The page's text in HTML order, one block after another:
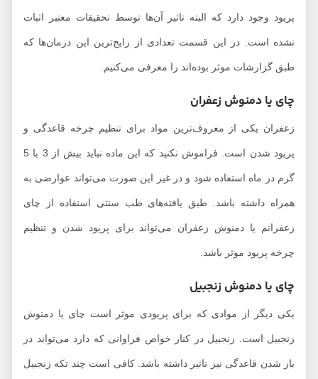
پریود وجود دارد که البته تاثیر آن‌ها توسط تحقیقات معتبر اثبات
نشده است. در این قسمت تعدادی از رایج‌ترین این درمان‌ها که
طبق گزارشات موثر بوده‌اند را معرفی می‌کنیم.
چای یا دمنوش زعفران
زعفران یکی از معروف‌ترین مواد برای تنظیم چرخه قاعدگی و
پریود شدن است. فراموش نکنید که این ماده نباید بیش از 3 یا 5
گرم در ماه استفاده شود و در غیر این صورت می‌تواند عوارضی به
همراه داشته باشد. طبق یافته‌های طب سنتی استفاده از چای
زعفرانم یا دمنوش زعفران می‌تواند برای پریود شدن و تنظیم
چرخه پریود موثر باشد.
چای یا دمنوش زنجبیل
یکی دیگر از موادی که برای پریودی موثر است چای یا دمنوش
زنجبیل است. زنجبیل در کنار خواص فراوانی که دارد می‌تواند در
باز شدن قاعدگی نیز تاثیر داشته باشد. کافی است چند تکه زنجبیل